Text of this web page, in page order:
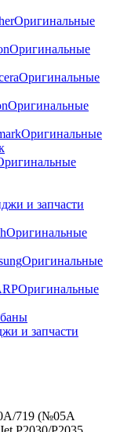
Оригинальные
Оригинальные
Оригинальные
Оригинальные
Оригинальные
и запчасти
Оригинальные
Оригинальные
Оригинальные
и запчасти